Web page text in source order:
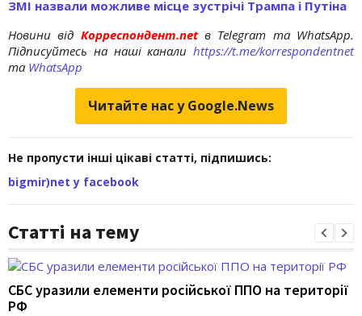
ЗМІ назвали можливе місце зустрічі Трампа і Путіна
Новини від Корреспондент.netв Telegram та WhatsApp.
Підписуйтесь на наші канали https://t.me/korrespondentnet
та WhatsApp
Читайте нас у Google.News
Не пропусти інші цікаві статті, підпишись:
bigmir)net у facebook
Статті на тему
СБС уразили елементи російської ППО на території
РФ